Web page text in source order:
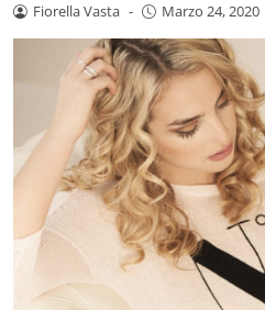
Fiorella Vasta - Marzo 24, 2020